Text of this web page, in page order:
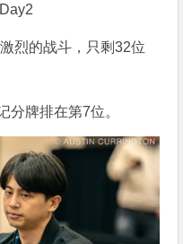
烈的战斗，只剩32位
分牌排在第7位。